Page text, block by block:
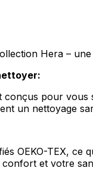
Hera –
conçus pour vous
un nettoyage
OEKO-TEX, ce
et votre